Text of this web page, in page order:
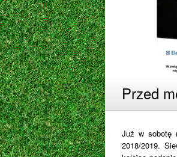
Przed
Już w sobotę
2018/2019.